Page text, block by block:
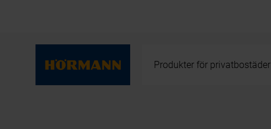
Produkter för privatbostäder